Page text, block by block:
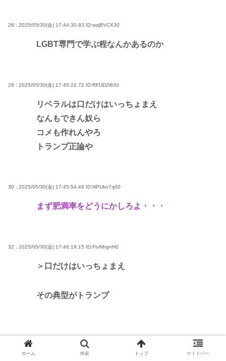
26 : 2025/05/30(金) 17:44:30.83 ID:wzjBVCX30
LGBT専門で学ぶ程なんかあるのか
29 : 2025/05/30(金) 17:45:22.72 ID:RFUD2i830
リベラルは口だけはいっちょまえ
なんもできん奴ら
コメも作れんやろ
トランプ正論や
30 : 2025/05/30(金) 17:45:54.46 ID:NPUbv7q00
まず肥満率をどうにかしろよ・・・
32 : 2025/05/30(金) 17:46:19.15 ID:FtvNhgnH0
＞口だけはいっちょまえ
その典型がトランプ
54 : 2025/05/30(金) 17:50:56.35ID:RFUD2i830
ホーム 検索 トップ サイドバー